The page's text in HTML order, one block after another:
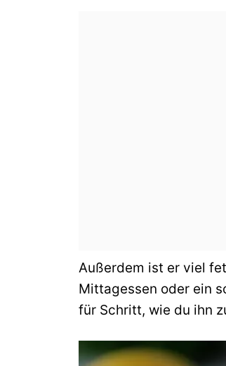
Außerdem ist er viel
Mittagessen oder ein
für Schritt, wie du ihn